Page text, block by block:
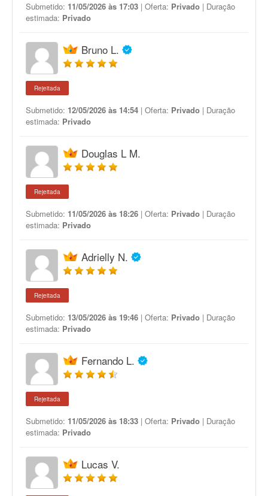
Submetido: 11/05/2026 às 17:03 | Oferta: Privado | Duração
estimada: Privado
Bruno L.
Rejeitada
Submetido: 12/05/2026 às 14:54 | Oferta: Privado | Duração
estimada: Privado
Douglas L M.
Rejeitada
Submetido: 11/05/2026 às 18:26 | Oferta: Privado | Duração
estimada: Privado
Adrielly N.
Rejeitada
Submetido: 13/05/2026 às 19:46 | Oferta: Privado | Duração
estimada: Privado
Fernando L.
Rejeitada
Submetido: 11/05/2026 às 18:33 | Oferta: Privado | Duração
estimada: Privado
Lucas V.